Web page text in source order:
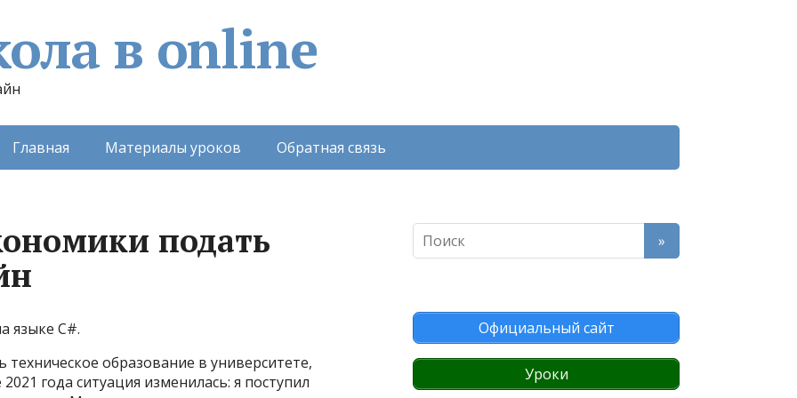
в online
Главная Материалы уроков Обратная связь
подать
языке C#.
образование в университете,
года ситуация изменилась: я поступил
Официальный сайт
Уроки